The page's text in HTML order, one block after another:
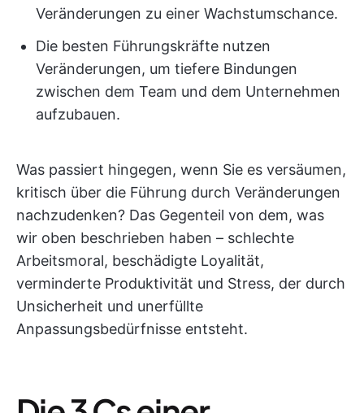
Veränderungen zu einer Wachstumschance.
Die besten Führungskräfte nutzen
Veränderungen, um tiefere Bindungen
zwischen dem Team und dem Unternehmen
aufzubauen.
Was passiert hingegen, wenn Sie es versäumen,
kritisch über die Führung durch Veränderungen
nachzudenken? Das Gegenteil von dem, was
wir oben beschrieben haben – schlechte
Arbeitsmoral, beschädigte Loyalität,
verminderte Produktivität und Stress, der durch
Unsicherheit und unerfüllte
Anpassungsbedürfnisse entsteht.